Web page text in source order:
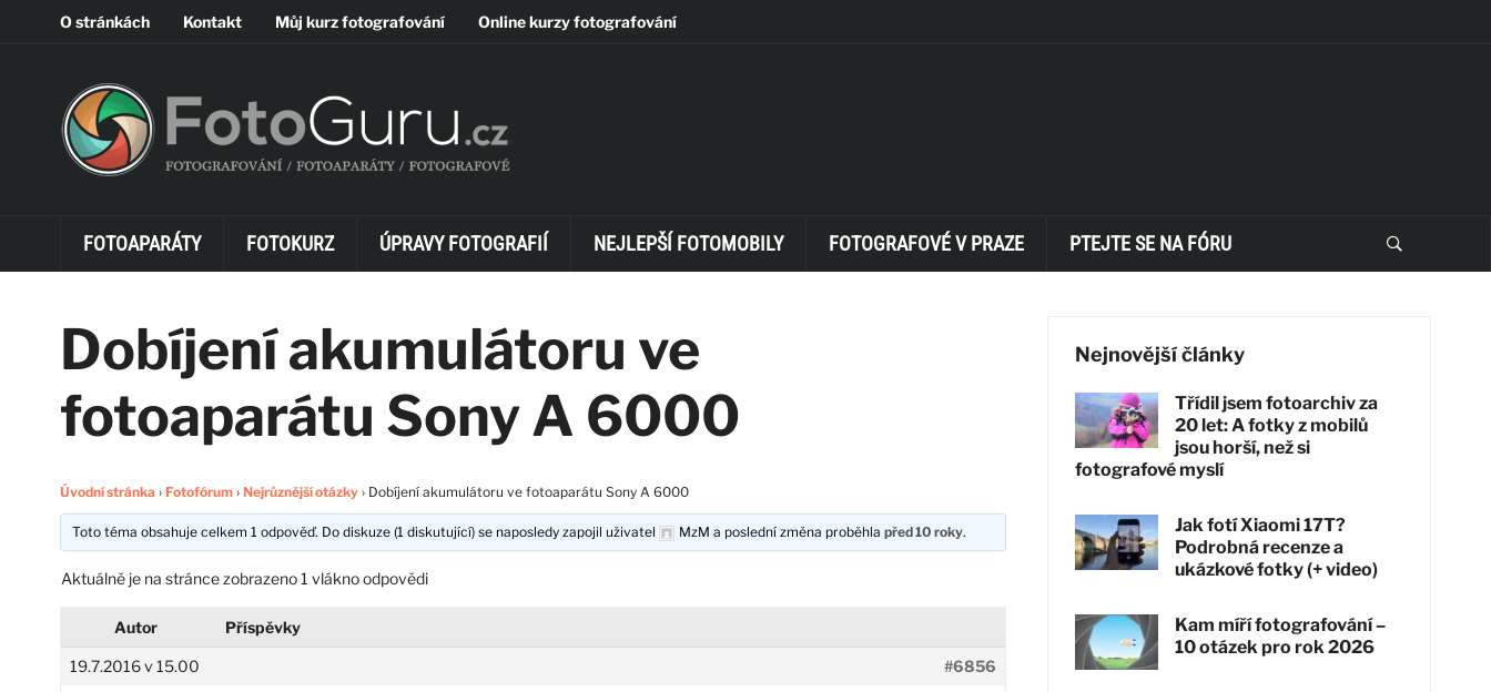
O stránkách Kontakt Můj kurz fotografování Online kurzy fotografování
FOTOAPARÁTY FOTOKURZ ÚPRAVY FOTOGRAFIÍ NEJLEPŠÍ FOTOMOBILY FOTOGRAFOVÉ V PRAZE PTEJTE SE NA FÓRU
Dobíjení akumulátoru ve
fotoaparátu Sony A 6000
Úvodní stránka › Fotofórum › Nejrůznější otázky › Dobíjení akumulátoru ve fotoaparátu Sony A 6000
Toto téma obsahuje celkem 1 odpověď. Do diskuze (1 diskutující) se naposledy zapojil uživatel MzM a poslední změna proběhlapřed 10 roky.
Aktuálně je na stránce zobrazeno 1 vlákno odpovědi
Autor Příspěvky
19.7.2016 v 15.00 #6856
Nejnovější články
Třídil jsem fotoarchiv za
20 let: A fotky z mobilů
jsou horší, než si
fotografové myslí
Jak fotí Xiaomi 17T?
Podrobná recenze a
ukázkové fotky (+ video)
Kam míří fotografování –
10 otázek pro rok 2026